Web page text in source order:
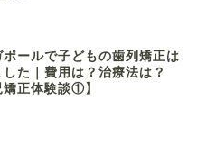
ポールで子どもの歯列矯正は
した｜費用は？治療法は？
矯正体験談①】